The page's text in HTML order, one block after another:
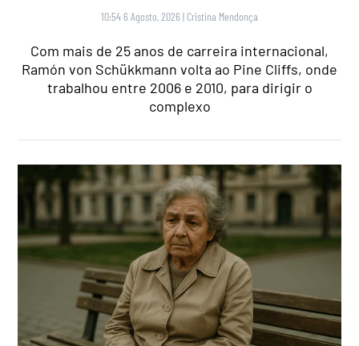
10:54 6 Agosto, 2026 | Cristina Mendonça
Com mais de 25 anos de carreira internacional,
Ramón von Schükkmann volta ao Pine Cliffs, onde
trabalhou entre 2006 e 2010, para dirigir o
complexo